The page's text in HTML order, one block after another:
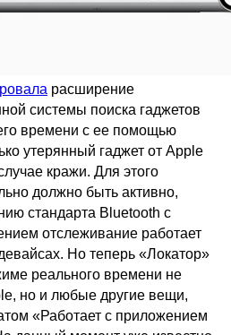
расширение
системы поиска гаджетов
времени с ее помощью
утерянный гаджет от Apple
кражи. Для этого
должно быть активно,
стандарта Bluetooth с
отслеживание работает
Но теперь «Локатор»
реального времени не
но и любые другие вещи,
«Работает с приложением